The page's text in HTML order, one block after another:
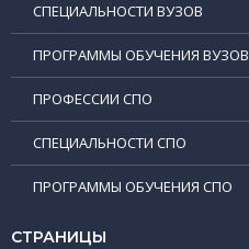
СПЕЦИАЛЬНОСТИ ВУЗОВ
ПРОГРАММЫ ОБУЧЕНИЯ ВУЗОВ
ПРОФЕССИИ СПО
СПЕЦИАЛЬНОСТИ СПО
ПРОГРАММЫ ОБУЧЕНИЯ СПО
СТРАНИЦЫ